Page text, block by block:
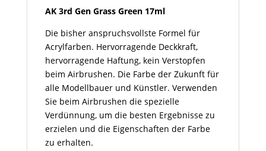
MengeAK 3rd Gen Grass Green 17ml
Die bisher anspruchsvollste Formel für
Acrylfarben. Hervorragende Deckkraft,
hervorragende Haftung, kein Verstopfen
beim Airbrushen. Die Farbe der Zukunft für
alle Modellbauer und Künstler. Verwenden
Sie beim Airbrushen die spezielle
Verdünnung, um die besten Ergebnisse zu
erzielen und die Eigenschaften der Farbe
zu erhalten.